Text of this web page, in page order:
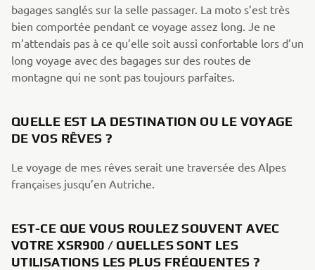
bagages sanglés sur la selle passager. La moto s’est très
bien comportée pendant ce voyage assez long. Je ne
m’attendais pas à ce qu’elle soit aussi confortable lors d’un
long voyage avec des bagages sur des routes de
montagne qui ne sont pas toujours parfaites.
QUELLE EST LA DESTINATION OU LE VOYAGE
DE VOS RÊVES ?
Le voyage de mes rêves serait une traversée des Alpes
françaises jusqu’en Autriche.
EST-CE QUE VOUS ROULEZ SOUVENT AVEC
VOTRE XSR900 / QUELLES SONT LES
UTILISATIONS LES PLUS FRÉQUENTES ?